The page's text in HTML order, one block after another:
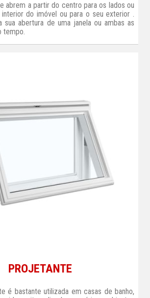
abrem a partir do centro para os lados ou
do imóvel ou para o seu exterior .
sua abertura de uma janela ou ambas as
tempo.
PROJETANTE
é bastante utilizada em casas de banho,